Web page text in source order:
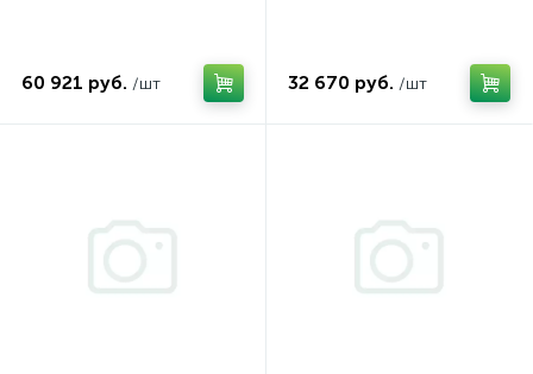
60 921 руб. /шт 32 670 руб. /шт